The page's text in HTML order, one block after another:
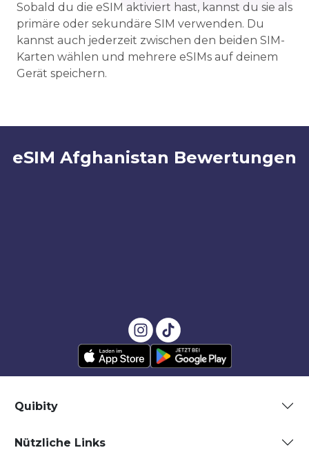
Sobald du die eSIM aktiviert hast, kannst du sie als
primäre oder sekundäre SIM verwenden. Du
kannst auch jederzeit zwischen den beiden SIM-
Karten wählen und mehrere eSIMs auf deinem
Gerät speichern.
eSIM Afghanistan Bewertungen
Quibity
Nützliche Links